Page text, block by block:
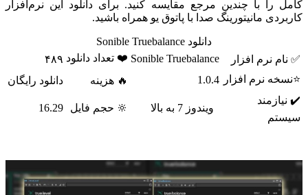
کامل را با چندین مرجع مقایسه کنید. برای دانلود این نرم‌افزار
کاربردی مانیتورینگ صدا با پاتوق یو همراه باشید.
دانلود Sonible Truebalance
✅ نام نرم افزار
Sonible Truebalance ❤️ تعداد دانلود ۴۸۹
⭐نسخه نرم افزار
1.0.4 🔥 هزینه
دانلود رایگان
✔️ نیازمند
سیستم
ویندوز 7 به بالا 🔆 حجم فایل 16.29